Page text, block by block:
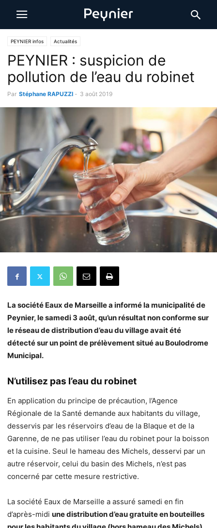
PEYNIER infos Actualités
PEYNIER : suspicion de
pollution de l’eau du robinet
Par Stéphane RAPUZZI - 3 août 2019
La société Eaux de Marseille a informé la municipalité de
Peynier, le samedi 3 août, qu’un résultat non conforme sur
le réseau de distribution d’eau du village avait été
détecté sur un point de prélèvement situé au Boulodrome
Municipal.
N’utilisez pas l’eau du robinet
En application du principe de précaution, l’Agence
Régionale de la Santé demande aux habitants du village,
desservis par les réservoirs d’eau de la Blaque et de la
Garenne, de ne pas utiliser l’eau du robinet pour la boisson
et la cuisine. Seul le hameau des Michels, desservi par un
autre réservoir, celui du basin des Michels, n’est pas
concerné par cette mesure restrictive.
La société Eaux de Marseille a assuré samedi en fin
d’après-midi une distribution d’eau gratuite en bouteilles